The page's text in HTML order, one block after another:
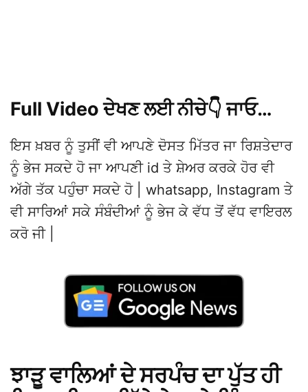
Full Video ਦੇਖਣ ਲਈ ਨੀਚੇ👇 ਜਾਓ…
ਇਸ ਖ਼ਬਰ ਨੂੰ ਤੁਸੀਂ ਵੀ ਆਪਣੇ ਦੋਸਤ ਮਿੱਤਰ ਜਾ ਰਿਸ਼ਤੇਦਾਰ
ਨੂੰ ਭੇਜ ਸਕਦੇ ਹੋ ਜਾ ਆਪਣੀ id ਤੇ ਸ਼ੇਅਰ ਕਰਕੇ ਹੋਰ ਵੀ
ਅੱਗੇ ਤੱਕ ਪਹੁੰਚਾ ਸਕਦੇ ਹੋ | whatsapp, Instagram ਤੇ
ਵੀ ਸਾਰਿਆਂ ਸਕੇ ਸੰਬੰਦੀਆਂ ਨੂੰ ਭੇਜ ਕੇ ਵੱਧ ਤੋਂ ਵੱਧ ਵਾਇਰਲ
ਕਰੋ ਜੀ |
ਝਾੜੂ ਵਾਲਿਆਂ ਦੇ ਸਰਪੰਚ ਦਾ ਪੁੱਤ ਹੀ